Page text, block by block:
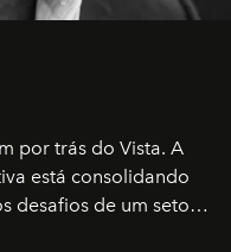
por trás do Vista. A
está consolidando
desafios de um setor
o conceito de luxo